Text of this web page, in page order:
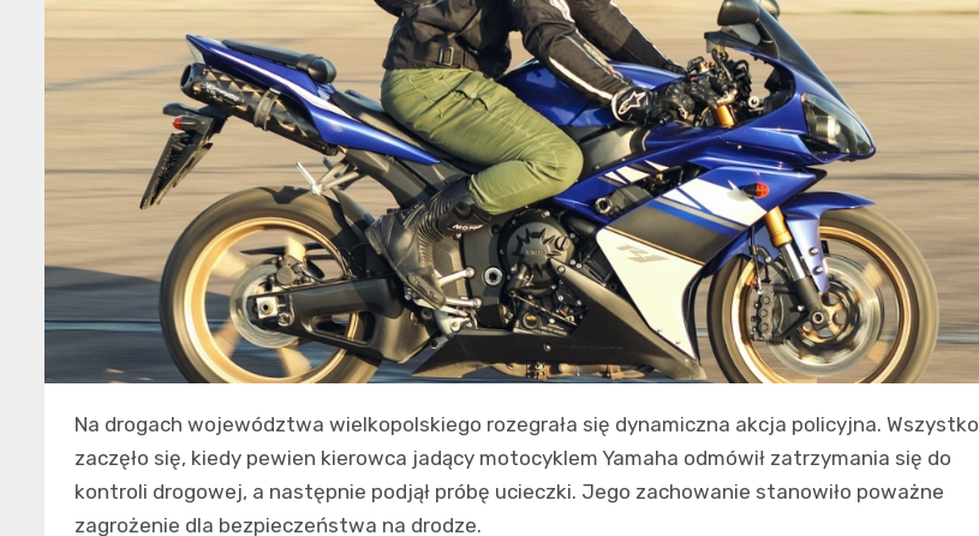
Na drogach województwa wielkopolskiego rozegrała się dynamiczna akcja policyjna. Wszystko
zaczęło się, kiedy pewien kierowca jadący motocyklem Yamaha odmówił zatrzymania się do
kontroli drogowej, a następnie podjął próbę ucieczki. Jego zachowanie stanowiło poważne
zagrożenie dla bezpieczeństwa na drodze.